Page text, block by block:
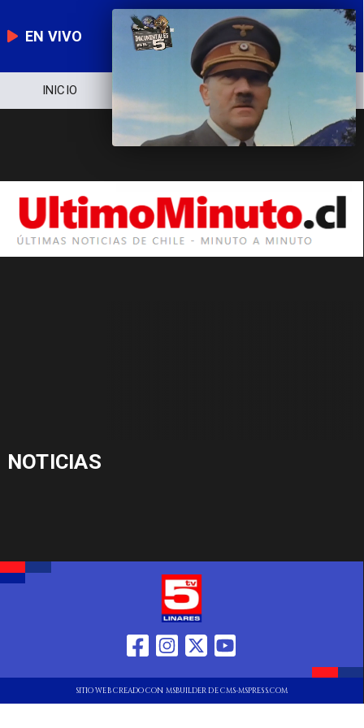
EN VIVO
INICIO NOTICIERO POLÍTICA
NOTICIAS
SITIO WEB CREADO CON MSBUILDER DE CMS-MSPRESS.COM